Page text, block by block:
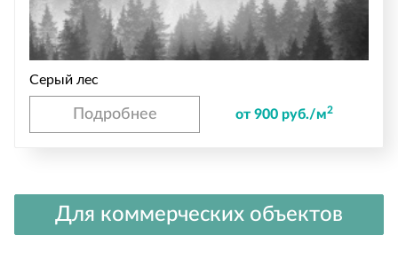
Серый лес
Подробнее от 900 руб./м2
Для коммерческих объектов